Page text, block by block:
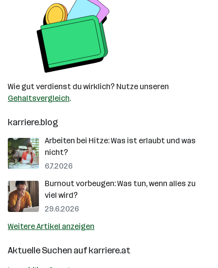
Wie gut verdienst du wirklich? Nutze unseren
Gehaltsvergleich.
karriere.blog
Arbeiten bei Hitze: Was ist erlaubt und was
nicht?
6.7.2026
Burnout vorbeugen: Was tun, wenn alles zu
viel wird?
29.6.2026
Weitere Artikel anzeigen
Aktuelle Suchen aufkarriere.at